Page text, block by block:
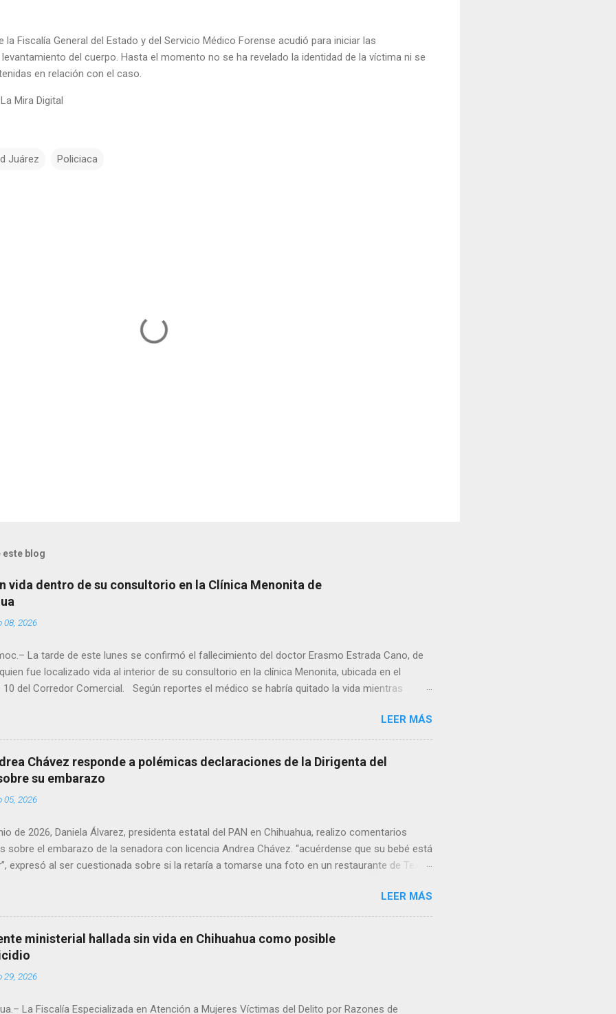
Fiscalía General del Estado y del Servicio Médico Forense acudió para iniciar las
del cuerpo. Hasta el momento no se ha revelado la identidad de la víctima ni se
en relación con el caso.
Mira Digital
Juárez Policiaca
este blog
vida dentro de su consultorio en la Clínica Menonita de
08, 2026
La tarde de este lunes se confirmó el fallecimiento del doctor Erasmo Estrada Cano, de
fue localizado vida al interior de su consultorio en la clínica Menonita, ubicada en el
del Corredor Comercial. Según reportes el médico se habría quitado la vida mientras
ya sin signos vitales. Erasmo Estrada, quien se desempeñó como presidente del Club
el periodo 2023–2024, era un médico reconocido en la región.
LEER MÁS
Chávez responde a polémicas declaraciones de la Dirigenta del
su embarazo
05, 2026
de 2026, Daniela Álvarez, presidenta estatal del PAN en Chihuahua, realizo comentarios
sobre el embarazo de la senadora con licencia Andrea Chávez. “acuérdense que su bebé está
expresó al ser cuestionada sobre si la retaría a tomarse una foto en un restaurante de Texas
porque hay muchas emociones fuertes, ¿Qué tal si se le ocurre que a lo mejor en el IMSS?,
se le ocurre cruzar y luego le den un susto, y pues la criatura se adelante o algo?, yo creo que
ser cuidadosa porque los personajes de Morena, cada que cruzan, cruzan así de que, 'por
pase que pase, que pase', todos están bajo esa amenaza justamente por los vínculos y las
polémicas al trasladar la confrontación política h...
LEER MÁS
ministerial hallada sin vida en Chihuahua como posible
29, 2026
La Fiscalía Especializada en Atención a Mujeres Víctimas del Delito por Razones de